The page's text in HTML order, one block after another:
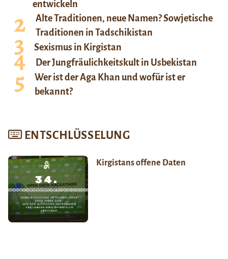
entwickeln
Alte Traditionen, neue Namen? Sowjetische
Traditionen in Tadschikistan
Sexismus in Kirgistan
Der Jungfräulichkeitskult in Usbekistan
Wer ist der Aga Khan und wofür ist er
bekannt?
ENTSCHLÜSSELUNG
Kirgistans offene Daten